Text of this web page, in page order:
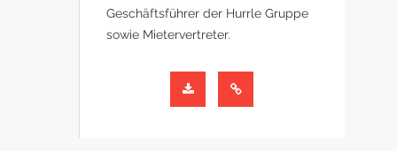
Geschäftsführer der Hurrle Gruppe
sowie Mietervertreter.